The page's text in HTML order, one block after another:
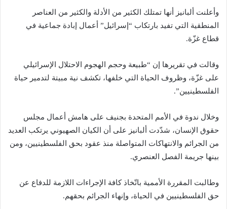
وأعلنت ألبانيز أنها تمتلك الكثير من الأدلة والكثير من العناصر
المنطقية التي تفيد بارتكاب “إسرائيل” أعمال إبادة جماعية في
قطاع غزّة.
وقالت في تقريرها إن “طبيعة وحجم الهجوم الاحتلال الإسرائيلي
على غزّة، وظروف الحياة التي خلفها، تكشف نية مبيتة لتدمير حياة
الفلسطينيين”.
وخلال ندوة في الأمم المتحدة بجنيف على هامش أعمال مجلس
حقوق الإنسان، شدّدت ألبانيز على أن الکیان الصهيوني يرتكب العديد
من الجرائم والانتهاكات المتواصلة منذ عقود بحق الفلسطينيين، ومن
بينها جريمة الفصل العنصري.
وطالبت المقررة الأممية باتّخاذ كافة الإجراءات اللازمة للدفاع عن
حق الفلسطينيين في الحياة، وإنهاء الجرائم بحقهم.